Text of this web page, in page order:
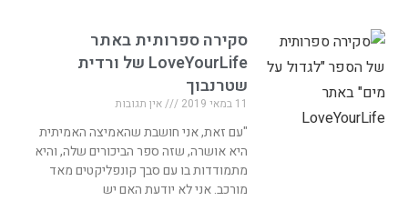
סקירה ספרותית באתר
LoveYourLife של ורדית
שטרנבוך
11 במאי 2019 אין תגובות
"עם זאת, אני חושבת שהאמיצה האמיתית
היא אושרה, שזה ספר הביכורים שלה, והיא
מתמודדות בו עם סבך קונפליקטים מאד
מורכב. אני לא יודעת האם יש